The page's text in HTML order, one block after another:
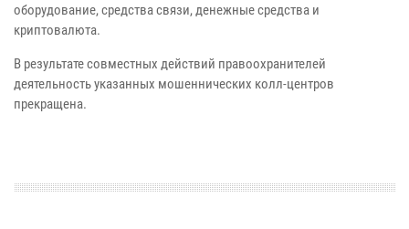
оборудование, средства связи, денежные средства и
криптовалюта.
В результате совместных действий правоохранителей
деятельность указанных мошеннических колл-центров
прекращена.